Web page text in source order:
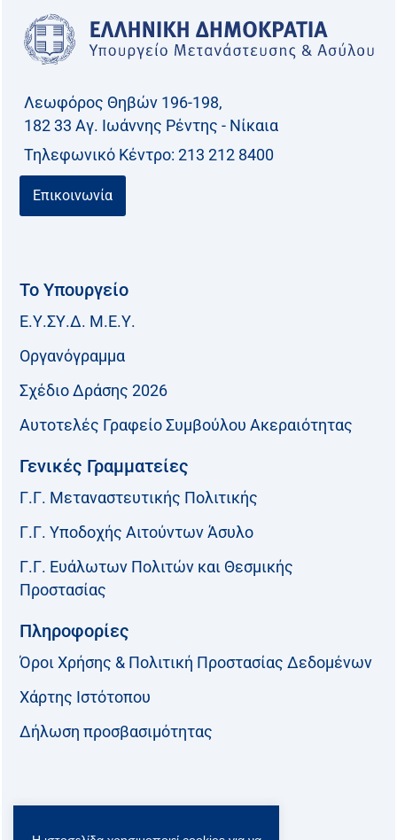
Λεωφόρος Θηβών 196-198,
182 33 Aγ. Ιωάννης Ρέντης - Νίκαια
Τηλεφωνικό Kέντρο: 213 212 8400
Επικοινωνία
Το Υπουργείο
Ε.Υ.ΣΥ.Δ. Μ.Ε.Υ.
Οργανόγραμμα
Σχέδιο Δράσης 2026
Αυτοτελές Γραφείο Συμβούλου Ακεραιότητας
Γενικές Γραμματείες
Γ.Γ. Μεταναστευτικής Πολιτικής
Γ.Γ. Υποδοχής Αιτούντων Άσυλο
Γ.Γ. Ευάλωτων Πολιτών και Θεσμικής
Προστασίας
Πληροφορίες
Όροι Χρήσης & Πολιτική Προστασίας Δεδομένων
Χάρτης Ιστότοπου
Δήλωση προσβασιμότητας